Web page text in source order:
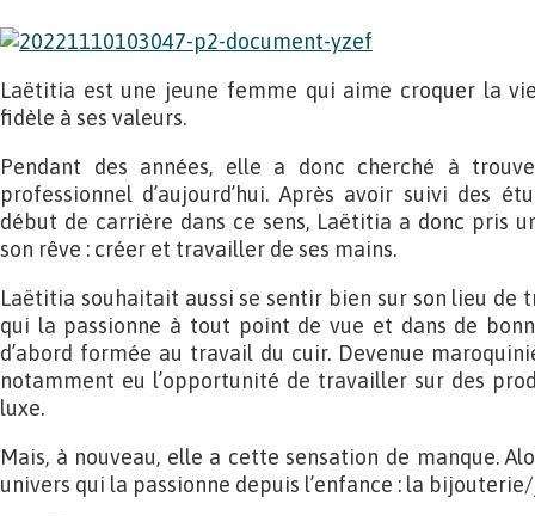
Laëtitia est une jeune femme qui aime croquer la
fidèle à ses valeurs.
Pendant des années, elle a donc cherché à
professionnel d’aujourd’hui. Après avoir suivi des
début de carrière dans ce sens, Laëtitia a donc pris
son rêve : créer et travailler de ses mains.
Laëtitia souhaitait aussi se sentir bien sur son lieu de
qui la passionne à tout point de vue et dans de
d’abord formée au travail du cuir. Devenue
notamment eu l’opportunité de travailler sur des
luxe.
Mais, à nouveau, elle a cette sensation de manque.
univers qui la passionne depuis l’enfance : la